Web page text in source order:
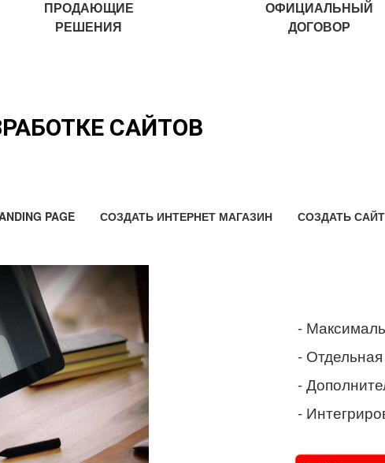
ПРОДАЮЩИЕ
РЕШЕНИЯ
ОФИЦИАЛЬНЫЙ
ДОГОВОР
САЙТОВ
PAGE СОЗДАТЬ ИНТЕРНЕТ МАГАЗИН СОЗДАТЬ
-
-
-
-